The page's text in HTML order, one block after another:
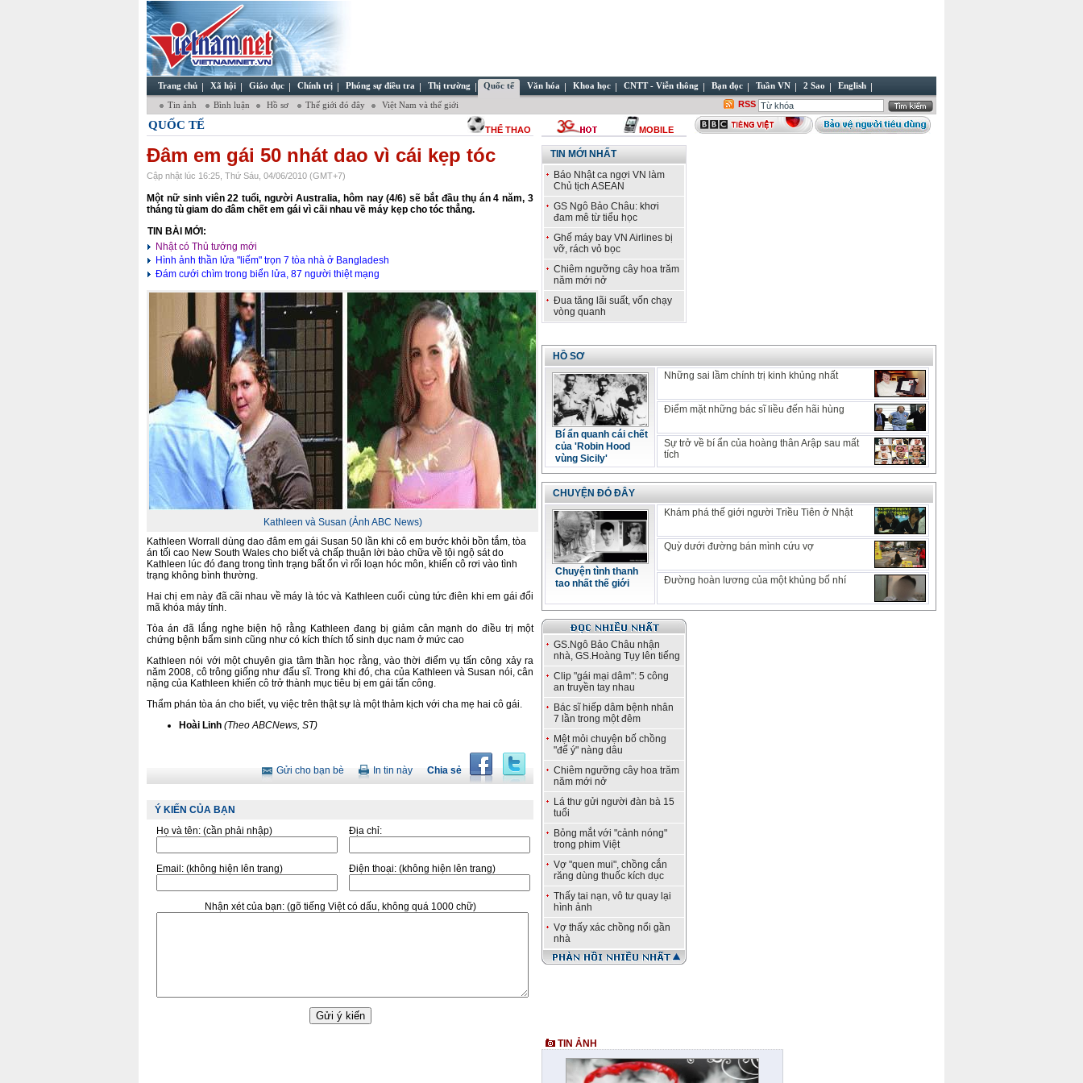
Trang chủ Xã hội Giáo dục Chính trị Phóng sự điều tra Thị trường Quốc tế Văn hóa Khoa học CNTT - Viễn thông Bạn đọc Tuần VN 2 Sao English
Tin ảnh Bình luận Hồ sơ Thế giới đó đây Việt Nam và thế giới RSS
QUỐC TẾ THỂ THAO MOBILE
Đâm em gái 50 nhát dao vì cái kẹp tóc
Cập nhật lúc 16:25, Thứ Sáu, 04/06/2010 (GMT+7)
Một nữ sinh viên 22 tuổi, người Australia, hôm nay (4/6) sẽ bắt đầu thụ án 4 năm, 3
tháng tù giam do đâm chết em gái vì cãi nhau về máy kẹp cho tóc thẳng.
TIN BÀI MỚI:
Nhật có Thủ tướng mới
Hình ảnh thần lửa "liếm" trọn 7 tòa nhà ở Bangladesh
Đám cưới chìm trong biển lửa, 87 người thiệt mạng
Kathleen và Susan (Ảnh ABC News)
Kathleen Worrall dùng dao đâm em gái Susan 50 lần khi cô em bước khỏi bồn tắm, tòa
án tối cao New South Wales cho biết và chấp thuận lời bào chữa về tội ngộ sát do
Kathleen lúc đó đang trong tình trạng bất ổn vì rối loạn hóc môn, khiến cô rơi vào tình
trạng không bình thường.
Hai chị em này đã cãi nhau về máy là tóc và Kathleen cuối cùng tức điên khi em gái đổi
mã khóa máy tính.
Tòa án đã lắng nghe biện hộ rằng Kathleen đang bị giảm cân mạnh do điều trị một
chứng bệnh bẩm sinh cũng như có kích thích tố sinh dục nam ở mức cao
Kathleen nói với một chuyên gia tâm thần học rằng, vào thời điểm vụ tấn công xảy ra
năm 2008, cô trông giống như đấu sĩ. Trong khi đó, cha của Kathleen và Susan nói, cân
nặng của Kathleen khiến cô trở thành mục tiêu bị em gái tấn công.
Thẩm phán tòa án cho biết, vụ việc trên thật sự là một thảm kịch với cha mẹ hai cô gái.
Hoài Linh (Theo ABCNews, ST)
Chia sẻ
In tin này
Gửi cho bạn bè
Ý KIẾN CỦA BẠN
Họ và tên: (cần phải nhập) Địa chỉ:
Email: (không hiện lên trang) Điện thoại: (không hiện lên trang)
Nhận xét của bạn: (gõ tiếng Việt có dấu, không quá 1000 chữ)
TIN MỚI NHẤT
Báo Nhật ca ngợi VN làm
Chủ tịch ASEAN
GS Ngô Bảo Châu: khơi
đam mê từ tiểu học
Ghế máy bay VN Airlines bị
vỡ, rách vỏ bọc
Chiêm ngưỡng cây hoa trăm
năm mới nở
Đua tăng lãi suất, vốn chạy
vòng quanh
HỒ SƠ
Bí ẩn quanh cái chết
của 'Robin Hood
vùng Sicily'
Những sai lầm chính trị kinh khủng nhất
Điểm mặt những bác sĩ liều đến hãi hùng
Sự trở về bí ẩn của hoàng thân Arập sau mất
tích
CHUYỆN ĐÓ ĐÂY
Chuyện tình thanh
tao nhất thế giới
Khám phá thế giới người Triều Tiên ở Nhật
Quỳ dưới đường bán mình cứu vợ
Đường hoàn lương của một khủng bố nhí
GS.Ngô Bảo Châu nhận
nhà, GS.Hoàng Tụy lên tiếng
Clip "gái mại dâm": 5 công
an truyền tay nhau
Bác sĩ hiếp dâm bệnh nhân
7 lần trong một đêm
Mệt mỏi chuyện bố chồng
"để ý" nàng dâu
Chiêm ngưỡng cây hoa trăm
năm mới nở
Lá thư gửi người đàn bà 15
tuổi
Bỏng mắt với "cảnh nóng"
trong phim Việt
Vợ "quen mui", chồng cắn
răng dùng thuốc kích dục
Thấy tai nạn, vô tư quay lại
hình ảnh
Vợ thấy xác chồng nổi gần
nhà
TIN ẢNH